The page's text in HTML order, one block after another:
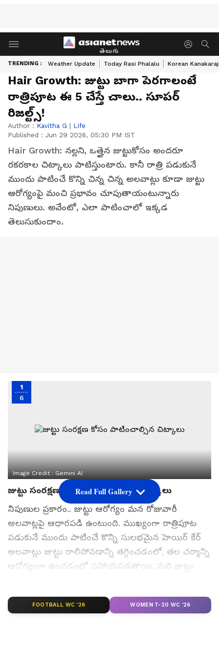
తెలుగు
TRENDING : Weather Update Today Rasi Phalalu Korean
Hair Growth: జుట్టు బాగా పెరగాలంటే
రాత్రిపూట ఈ 5 చేస్తే చాలు.. సూపర్
రిజల్ట్స్!
Author : Kavitha G | Life
Published : Jun 29 2026, 05:30 PM IST
Hair Growth: నల్లని, ఒత్తైన జుట్టుకోసం అందరూ
రకరకాల చిట్కాలు పాటిస్తుంటారు. కానీ రాత్రి పడుకునే
ముందు పాటించే కొన్ని చిన్న చిన్న అలవాట్లు కూడా జుట్టు
ఆరోగ్యంపై మంచి ప్రభావం చూపుతాయంటున్నారు
నిపుణులు. అవేంటో, ఎలా పాటించాలో ఇక్కడ
తెలుసుకుందాం.
1
6
Image Credit :Gemini AI
జుట్టు సంరక్షణ కోసం పాటించాల్సిన చిట్కాలు
నిపుణుల ప్రకారం.. జుట్టు ఆరోగ్యం మన రోజువారీ
అలవాట్లపై ఆధారపడి ఉంటుంది. ముఖ్యంగా రాత్రిపూట
పడుకునే ముందు పాటించే కొన్ని సులభమైన హెయిర్ కేర్
అలవాట్లు జుట్టు రాలిపోవడాన్ని తగ్గించడంలో, తల చర్మాన్ని
ఆరోగ్యంగా ఉంచడంలో సహాయపడతాయి. మరి జుట్టు
తెలుసుకుందామా..
Read Full Gallery
FOOTBALL WC '26 WOMEN T-20 WC '26